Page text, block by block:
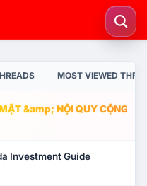
MOST VIEWED
&amp; NỘI QUY CỘNG
Investment Guide